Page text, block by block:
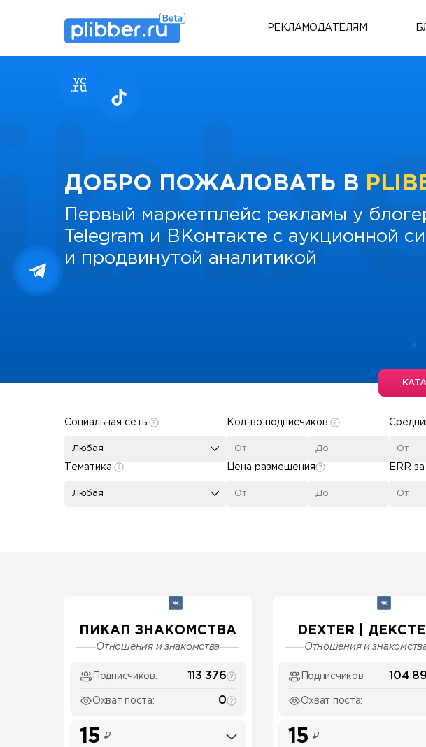
РЕКЛАМОДАТЕЛЯМ
ДОБРО ПОЖАЛОВАТЬ В
Первый маркетплейс рекламы у
Telegram и ВКонтакте с аукционной
и продвинутой аналитикой
Тематика:
Любая
Социальная сеть:
Любая
Кол-во подписчиков:
Цена размещения ERR
ПИКАП ЗНАКОМСТВА
Отношения и знакомства
Подписчиков: 113 376
Охват поста: 0
15 ₽
DEXTER |
Отношения и
Подписчиков: 104
Охват поста:
15 ₽